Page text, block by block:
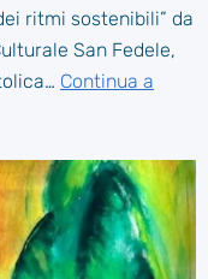
ritmi sostenibili” da
San Fedele,
Continua a